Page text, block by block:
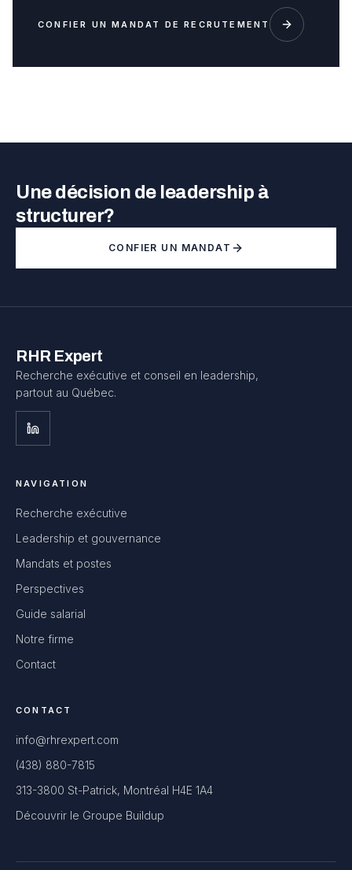
CONFIER UN MANDAT DE RECRUTEMENT
Une décision de leadership à
structurer?
CONFIER UN MANDAT
RHR Expert
Recherche exécutive et conseil en leadership,
partout au Québec.
NAVIGATION
Recherche exécutive
Leadership et gouvernance
Mandats et postes
Perspectives
Guide salarial
Notre firme
Contact
CONTACT
info@rhrexpert.com
(438) 880-7815
313-3800 St-Patrick, Montréal H4E 1A4
Découvrir le Groupe Buildup